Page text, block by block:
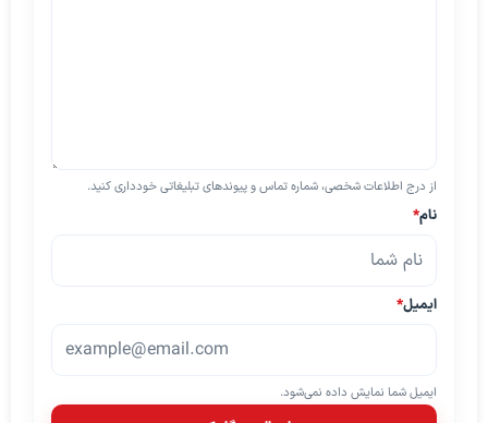
از درج اطلاعات شخصی، شماره تماس و پیوندهای تبلیغاتی خودداری کنید.
نام*
ایمیل*
ایمیل شما نمایش داده نمی‌شود.